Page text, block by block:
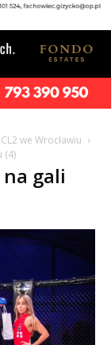
we Wrocławiu
(4)
gali